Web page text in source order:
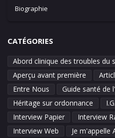
Biographie
CATÉGORIES
Abord clinique des troubles du
Aperçu avant première
Entre Nous
Guide santé de
Héritage sur ordonnance
Interview Papier
Interview
Interview Web
Je m'appelle